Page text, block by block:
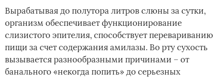
Вырабатывая до полутора литров слюны за сутки,
организм обеспечивает функционирование
слизистого эпителия, способствует перевариванию
пищи за счет содержания амилазы. Во рту сухость
вызывается разнообразными причинами – от
банального «некогда попить» до серьезных